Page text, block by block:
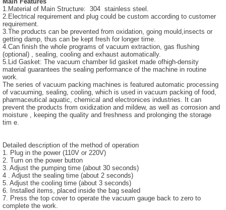
1.Material of Main Structure: 304 stainless steel.
2.Electrical requirement and plug could be custom according to customer
requirement.
3.The products can be prevented from oxidation, going mould,insects or
getting damp, thus can be kept fresh for longer time.
4.Can finish the whole programs of vacuum extraction, gas flushing
(optional) , sealing, cooling and exhaust automatically.
5.Lid Gasket: The vacuum chamber lid gasket made ofhigh-density
material guarantees the sealing performance of the machine in routine
work.
The series of vacuum packing machines is featured automatic processing
of vacuuming, sealing, cooling, which is used in vacuum packing of food,
pharmaceutical aquatic, chemical and electronices industries. It can
prevent the products from oxidization and mildew, as well as corrosion and
moisture , keeping the quality and freshness and prolonging the storage
tim e.
Detailed description of the method of operation
1. Plug in the power (110V or 220V)
2. Turn on the power button
3. Adjust the pumping time (about 30 seconds)
4 . Adjust the sealing time (about 2 seconds)
5. Adjust the cooling time (about 3 seconds)
6. Installed items, placed inside the bag sealed
7. Press the top cover to operate the vacuum gauge back to zero to
complete the work.